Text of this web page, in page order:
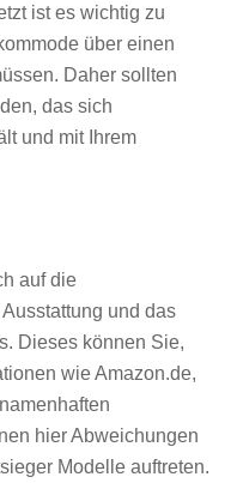
ist es wichtig zu
über einen
Daher sollten
das sich
und mit Ihrem
auf die
und das
Dieses können Sie,
wie Amazon.de,
hier Abweichungen
Modelle auftreten.